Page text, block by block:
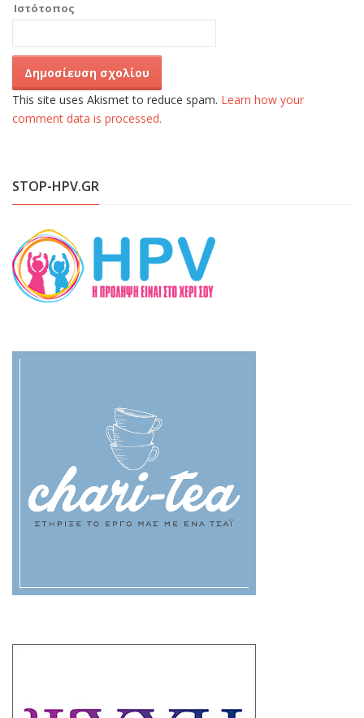
Ιστότοπος
This site uses Akismet to reduce spam. Learn how your
comment data is processed.
STOP-HPV.GR